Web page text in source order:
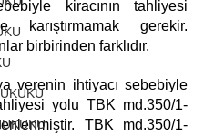
kiracının tahliyesi
karıştırmamak gerekir.
birbirinden farklıdır.
yolu TBK md.350/1-
TBK md.350/1-